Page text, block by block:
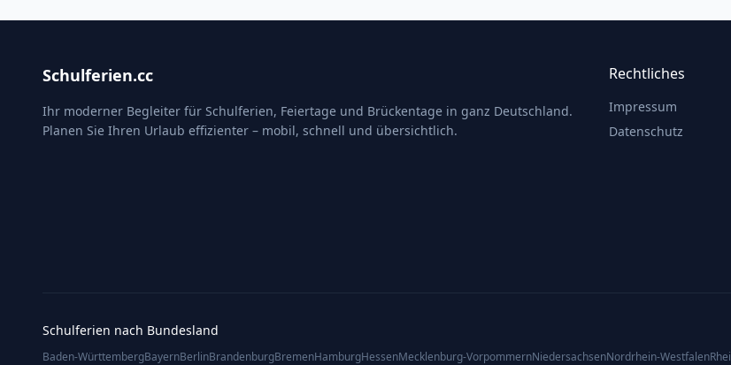
Schulferien.cc
Ihr moderner Begleiter für Schulferien, Feiertage und Brückentage in ganz Deutschland.
Planen Sie Ihren Urlaub effizienter – mobil, schnell und übersichtlich.
Rechtliches
Impressum
Datenschutz
Schulferien nach Bundesland
Baden-WürttembergBayernBerlinBrandenburgBremenHamburgHessenMecklenburg-VorpommernNiedersachsenNordrhein-Westfalen